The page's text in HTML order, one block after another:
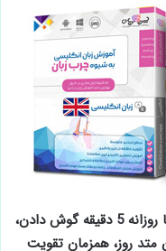
، هر زبانی رو فقط با روزانه 5 دقیقه گوش دادن،
متد روز، همزمان تقویت